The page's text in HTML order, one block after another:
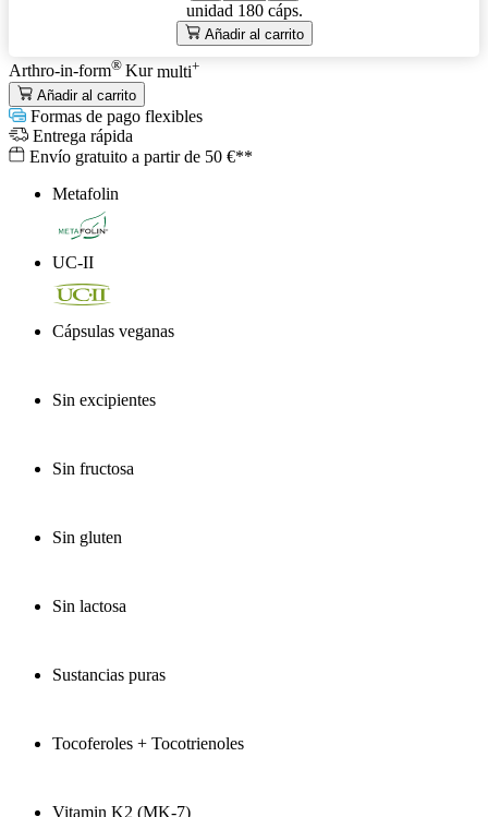
unidad 180 cáps.
Añadir al carrito
Arthro-in-form® Kurmulti+
Añadir al carrito
Formas de pago flexibles
Entrega rápida
Envío gratuito a partir de 50 €**
Metafolin
®
UC-II
Cápsulas veganas
Sin excipientes
Sin fructosa
Sin gluten
Sin lactosa
Sustancias puras
Tocoferoles + Tocotrienoles
Vitamin K2 (MK-7)